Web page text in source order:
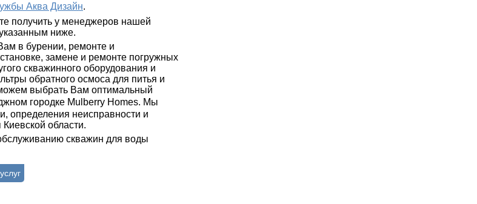
Аква Дизайн.
получить у менеджеров нашей
ниже.
в бурении, ремонте и
замене и ремонте погружных
скважинного оборудования и
обратного осмоса для питья и
выбрать Вам оптимальный
городке Mulberry Homes. Мы
определения неисправности и
области.
скважин для воды